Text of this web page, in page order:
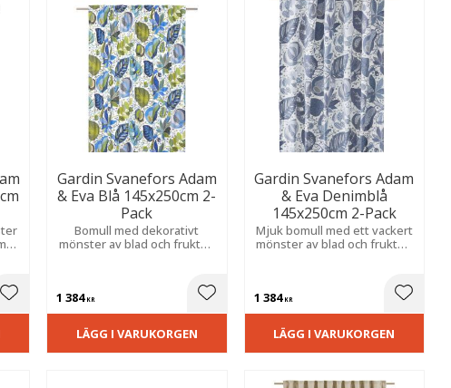
Lägg till i favoriter
Gardin Svanefors Adam
& Eva Blå 145x250cm 2-
Pack
Bomull med dekorativt
mönster av blad och frukter.
1 384KR Lägg till i favoriter
LÄGG I VARUKORGEN
Gardin Svanefors Adam
& Eva Denimblå
145x250cm 2-Pack
Mjuk bomull med ett vackert
mönster av blad och frukter.
1 384KR Lägg
LÄGG I VARUKORGEN